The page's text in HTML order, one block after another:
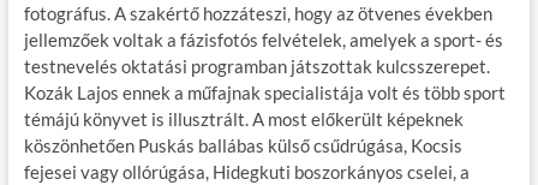
fotográfus. A szakértő hozzáteszi, hogy az ötvenes években
jellemzőek voltak a fázisfotós felvételek, amelyek a sport- és
testnevelés oktatási programban játszottak kulcsszerepet.
Kozák Lajos ennek a műfajnak specialistája volt és több sport
témájú könyvet is illusztrált. A most előkerült képeknek
köszönhetően Puskás ballábas külső csűdrúgása, Kocsis
fejesei vagy ollórúgása, Hidegkuti boszorkányos cselei, a